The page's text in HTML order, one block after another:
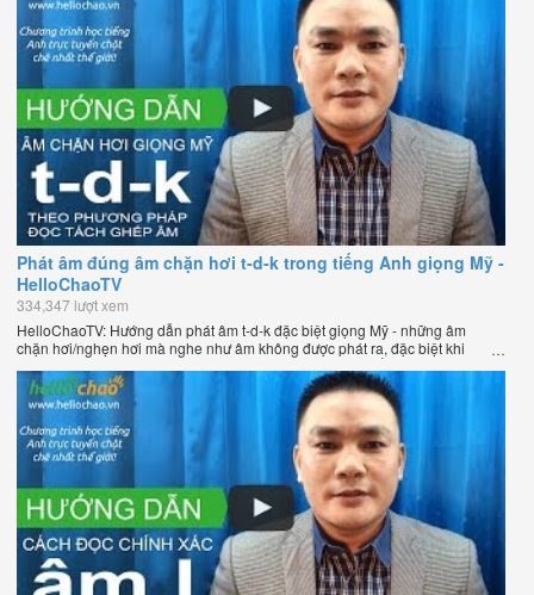
Phát âm đúng âm chặn hơi t-d-k trong tiếng Anh giọng Mỹ -
HelloChaoTV
334,347 lượt xem
HelloChaoTV: Hướng dẫn phát âm t-d-k đặc biệt giọng Mỹ - những âm
chặn hơi/nghẹn hơi mà nghe như âm không được phát ra, đặc biệt khi
chúng nằm ở cuối từ. Hướng dẫn của thầy Phạm Việt Thắng, đồng sáng
lập HelloChao.vn - Chương trình dạy tiếng Anh trực tuyến chặt chẽ nhất
thế giới.